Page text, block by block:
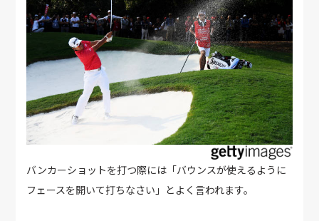
バンカーショットを打つ際には「バウンスが使えるように
フェースを開いて打ちなさい」とよく言われます。